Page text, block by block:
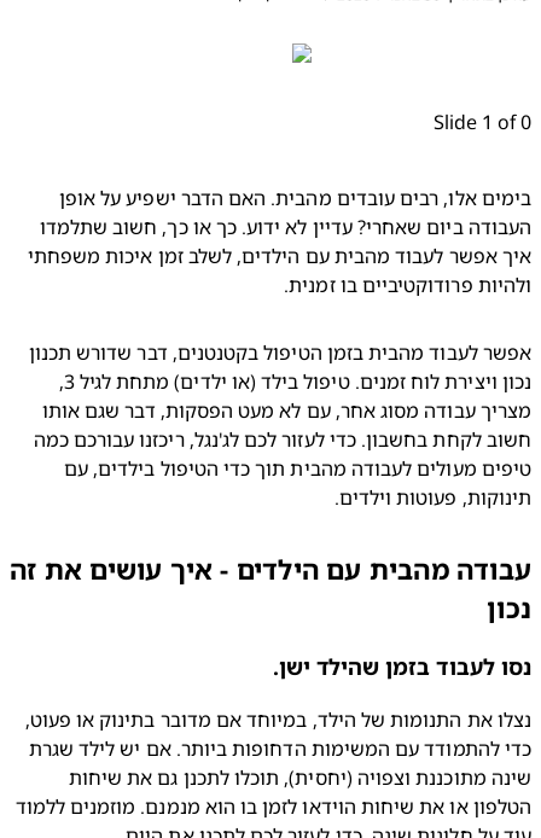
Slide 1
בימים אלו, רבים עובדים מהבית. האם הדבר ישפיע על אופן
העבודה ביום שאחרי? עדיין לא ידוע. כך או כך, חשוב שתלמדו
איך אפשר לעבוד מהבית עם הילדים, לשלב זמן איכות משפחתי
פרודוקטיביים בו זמנית.
אפשר לעבוד מהבית בזמן הטיפול בקטנטנים, דבר שדורש תכנון
נכון ויצירת לוח זמנים. טיפול בילד (או ילדים) מתחת לגיל 3,
מצריך עבודה מסוג אחר, עם לא מעט הפסקות, דבר שגם אותו
חשוב לקחת בחשבון. כדי לעזור לכם לג'נגל, ריכזנו עבורכם כמה
טיפים מעולים לעבודה מהבית תוך כדי הטיפול בילדים, עם
פעוטות וילדים.
מהבית עם הילדים - איך עושים את זה
לעבוד בזמן שהילד ישן.
נצלו את התנומות של הילד, במיוחד אם מדובר בתינוק או פעוט,
כדי להתמודד עם המשימות הדחופות ביותר. אם יש לילד שגרת
שינה מתוכננת וצפויה (יחסית), תוכלו לתכנן גם את שיחות
הטלפון או את שיחות הוידאו לזמן בו הוא מנמנם. מוזמנים ללמוד